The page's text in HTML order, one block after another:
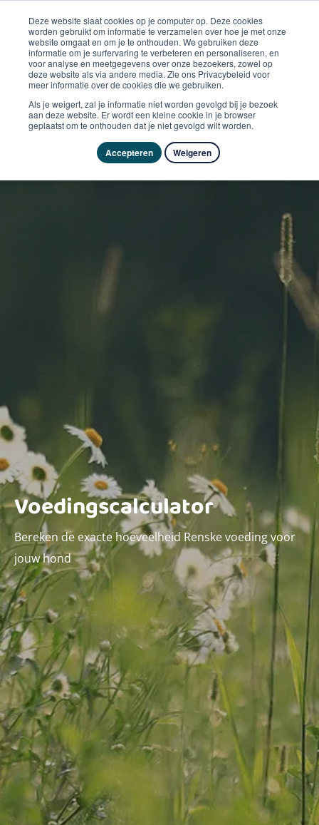
Deze website slaat cookies op je computer op. Deze cookies
worden gebruikt om informatie te verzamelen over hoe je met onze
website omgaat en om je te onthouden. We gebruiken deze
informatie om je surfervaring te verbeteren en personaliseren, en
voor analyse en meetgegevens over onze bezoekers, zowel op
deze website als via andere media. Zie ons Privacybeleid voor
meer informatie over de cookies die we gebruiken.
Als je weigert, zal je informatie niet worden gevolgd bij je bezoek
aan deze website. Er wordt een kleine cookie in je browser
geplaatst om te onthouden dat je niet gevolgd wilt worden.
Accepteren Weigeren
Voedingscalculator
Bereken de exacte hoeveelheid Renske voeding voor
jouw hond